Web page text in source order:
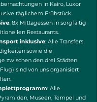
in Kairo, Luxor
täglichem Frühstück.
: 8x Mittagessen in sorgfältig
Restaurants.
inklusive: Alle Transfers
sowie die
zwischen den drei Städten
sind von uns organisiert
: Alle
Museen, Tempel und